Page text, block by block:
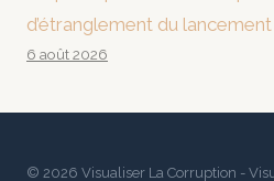
d’étranglement du
6 août 2026
© 2026 Visualiser La Corruption -